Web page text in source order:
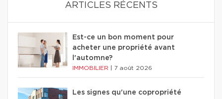
ARTICLES RÉCENTS
Est-ce un bon moment pour
acheter une propriété avant
l'automne?
IMMOBILIER 7 août 2026
Les signes qu'une copropriété